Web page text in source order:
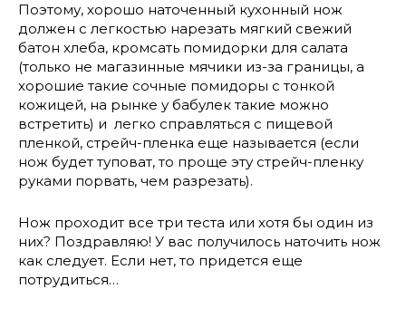
Поэтому, хорошо наточенный кухонный нож
должен с легкостью нарезать мягкий свежий
батон хлеба, кромсать помидорки для салата
(только не магазинные мячики из-за границы, а
хорошие такие сочные помидоры с тонкой
кожицей, на рынке у бабулек такие можно
встретить) и легко справляться с пищевой
пленкой, стрейч-пленка еще называется (если
нож будет туповат, то проще эту стрейч-пленку
руками порвать, чем разрезать).
Нож проходит все три теста или хотя бы один из
них? Поздравляю! У вас получилось наточить нож
как следует. Если нет, то придется еще
потрудиться…